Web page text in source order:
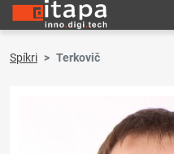
Spíkri Terkovič